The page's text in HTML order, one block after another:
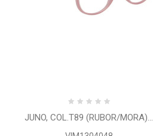
JUNO, COL.T89 (RUBOR/MORA)...